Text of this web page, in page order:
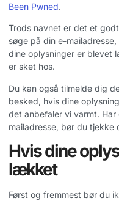
Been Pwned.
Trods navnet er det et
søge på din e-
dine oplysninger er blevet
er sket hos.
Du kan også tilmelde dig
besked, hvis dine
det anbefaler vi varmt.
mailadresse, bør du tjekke
Hvis dine
lækket
Først og fremmest bør du